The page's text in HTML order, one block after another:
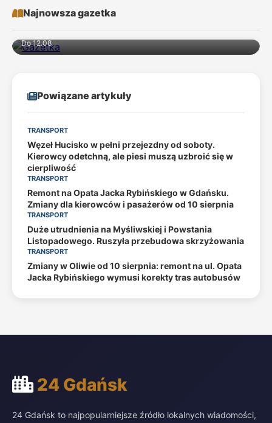
Najnowsza gazetka
Do 12.08
Powiązane artykuły
TRANSPORT
Węzeł Hucisko w pełni przejezdny od soboty.
Kierowcy odetchną, ale piesi muszą uzbroić się w
cierpliwość
TRANSPORT
Remont na Opata Jacka Rybińskiego w Gdańsku.
Zmiany dla kierowców i pasażerów od 10 sierpnia
TRANSPORT
Duże utrudnienia na Myśliwskiej i Powstania
Listopadowego. Ruszyła przebudowa skrzyżowania
TRANSPORT
Zmiany w Oliwie od 10 sierpnia: remont na ul. Opata
Jacka Rybińskiego wymusi korekty tras autobusów
24 Gdańsk
24 Gdańsk to najpopularniejsze źródło lokalnych wiadomości,